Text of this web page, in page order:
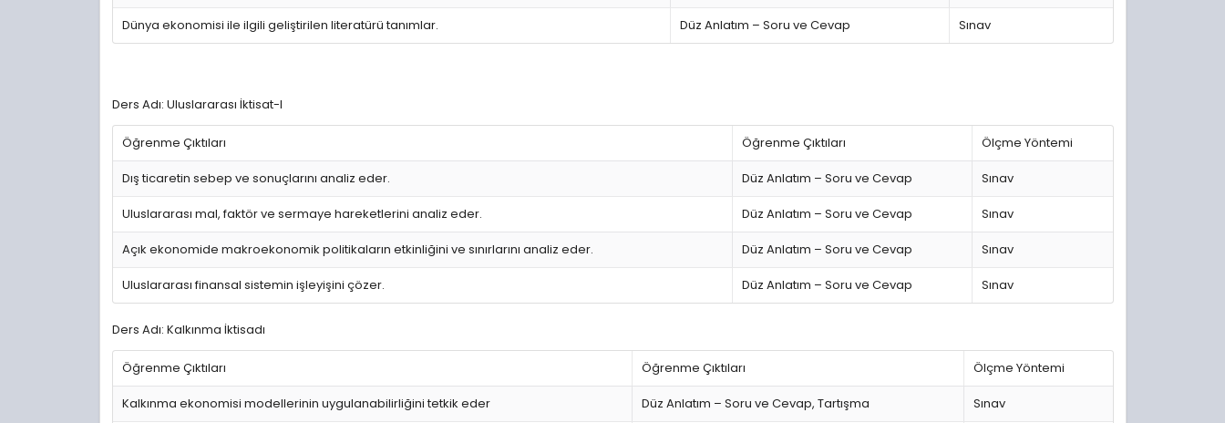
Dünya ekonomisi ile ilgili geliştirilen literatürü tanımlar. Düz Anlatım – Soru ve Cevap Sınav
Ders Adı: Uluslararası İktisat-I
Öğrenme Çıktıları Öğrenme Çıktıları Ölçme Yöntemi
Dış ticaretin sebep ve sonuçlarını analiz eder. Düz Anlatım – Soru ve Cevap Sınav
Uluslararası mal, faktör ve sermaye hareketlerini analiz eder. Düz Anlatım – Soru ve Cevap Sınav
Açık ekonomide makroekonomik politikaların etkinliğini ve sınırlarını analiz eder. Düz Anlatım – Soru ve Cevap Sınav
Uluslararası finansal sistemin işleyişini çözer. Düz Anlatım – Soru ve Cevap Sınav
Ders Adı: Kalkınma İktisadı
Öğrenme Çıktıları Öğrenme Çıktıları Ölçme Yöntemi
Kalkınma ekonomisi modellerinin uygulanabilirliğini tetkik eder Düz Anlatım – Soru ve Cevap, Tartışma Sınav